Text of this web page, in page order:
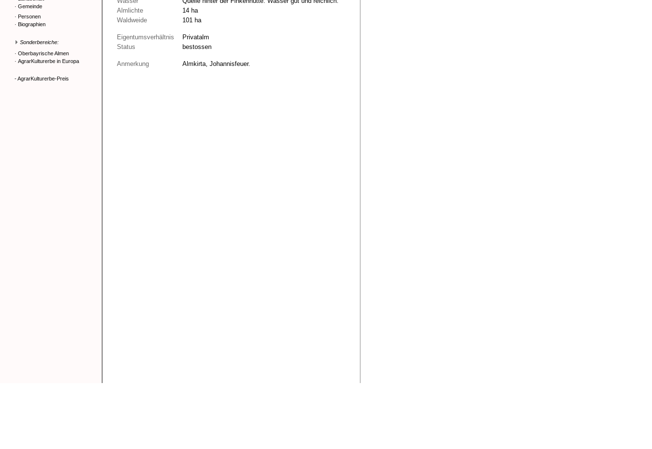
· Gemeinde
· Personen
· Biographien
Sonderbereiche:
· Oberbayrische Almen
· AgrarKulturerbe in Europa
- AgrarKulturerbe-Preis
Almlichte
14 ha
Waldweide
101 ha
Eigentumsverhältnis
Privatalm
Status
bestossen
Anmerkung Almkirta, Johannisfeuer.